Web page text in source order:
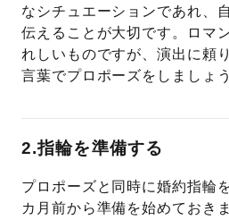
なシチュエーションであれ、
伝えることが大切です。ロマ
れしいものですが、演出に頼
言葉でプロポーズをしましょう
2.指輪を準備する
プロポーズと同時に婚約指輪
カ月前から準備を始めておき